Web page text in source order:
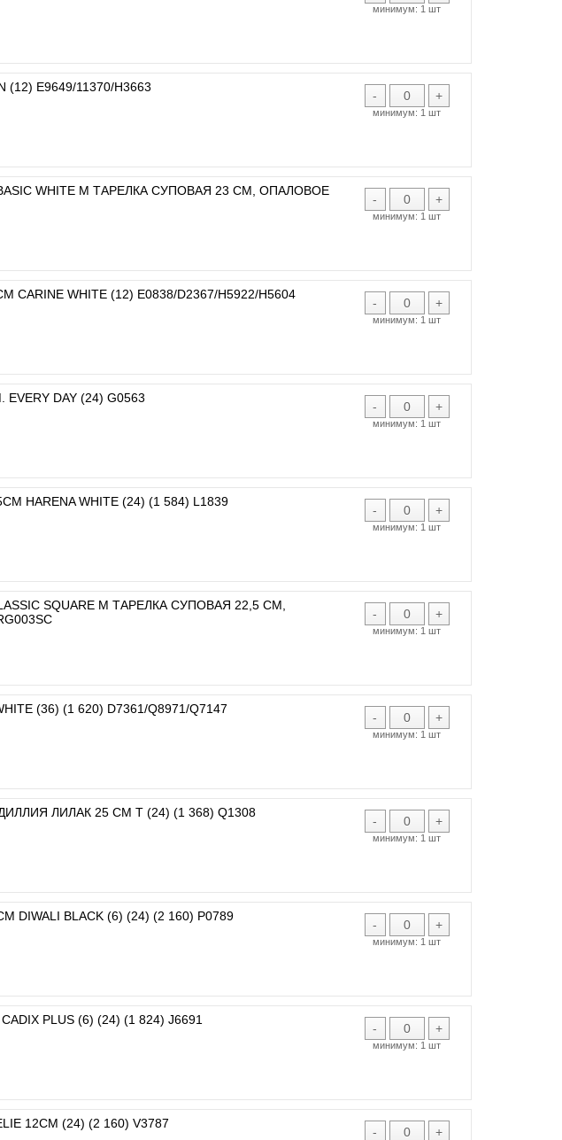
минимум: 1 шт
- +
минимум: 1 шт
E9649/11370/H3663
- +
минимум: 1 шт
WHITE M ТАРЕЛКА СУПОВАЯ 23 СМ, ОПАЛОВОЕ
- +
минимум: 1 шт
WHITE (12) E0838/D2367/Н5922/H5604
- +
минимум: 1 шт
DAY (24) G0563
- +
минимум: 1 шт
HARENA WHITE (24) (1 584) L1839
- +
минимум: 1 шт
SQUARE M ТАРЕЛКА СУПОВАЯ 22,5 СМ,
- +
минимум: 1 шт
(36) (1 620) D7361/Q8971/Q7147
- +
минимум: 1 шт
ЛИЛАК 25 СМ T (24) (1 368) Q1308
- +
минимум: 1 шт
BLACK (6) (24) (2 160) P0789
- +
минимум: 1 шт
PLUS (6) (24) (1 824) J6691
- +
12СМ (24) (2 160) V3787